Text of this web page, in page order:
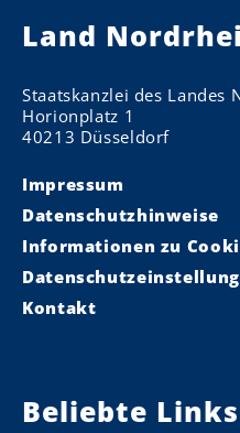
Land
Staatskanzlei des Landes
Horionplatz 1
40213 Düsseldorf
Impressum
Datenschutzhinweise
Informationen zu
Kontakt
Beliebte Links